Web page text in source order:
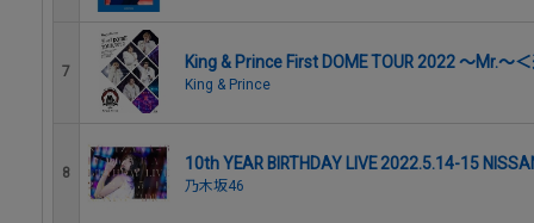
7 King & Prince First DOME TOUR 2022 ～Mr.～
King & Prince
8 10th YEAR BIRTHDAY LIVE 2022.5.14-15
乃木坂46